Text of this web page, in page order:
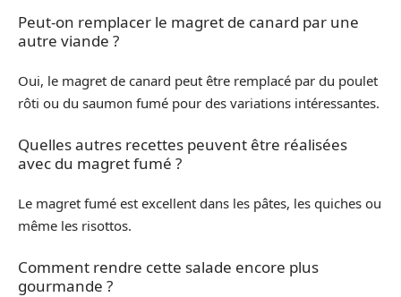
Peut-on remplacer le magret de canard par une
autre viande ?
Oui, le magret de canard peut être remplacé par du poulet
rôti ou du saumon fumé pour des variations intéressantes.
Quelles autres recettes peuvent être réalisées
avec du magret fumé ?
Le magret fumé est excellent dans les pâtes, les quiches ou
même les risottos.
Comment rendre cette salade encore plus
gourmande ?